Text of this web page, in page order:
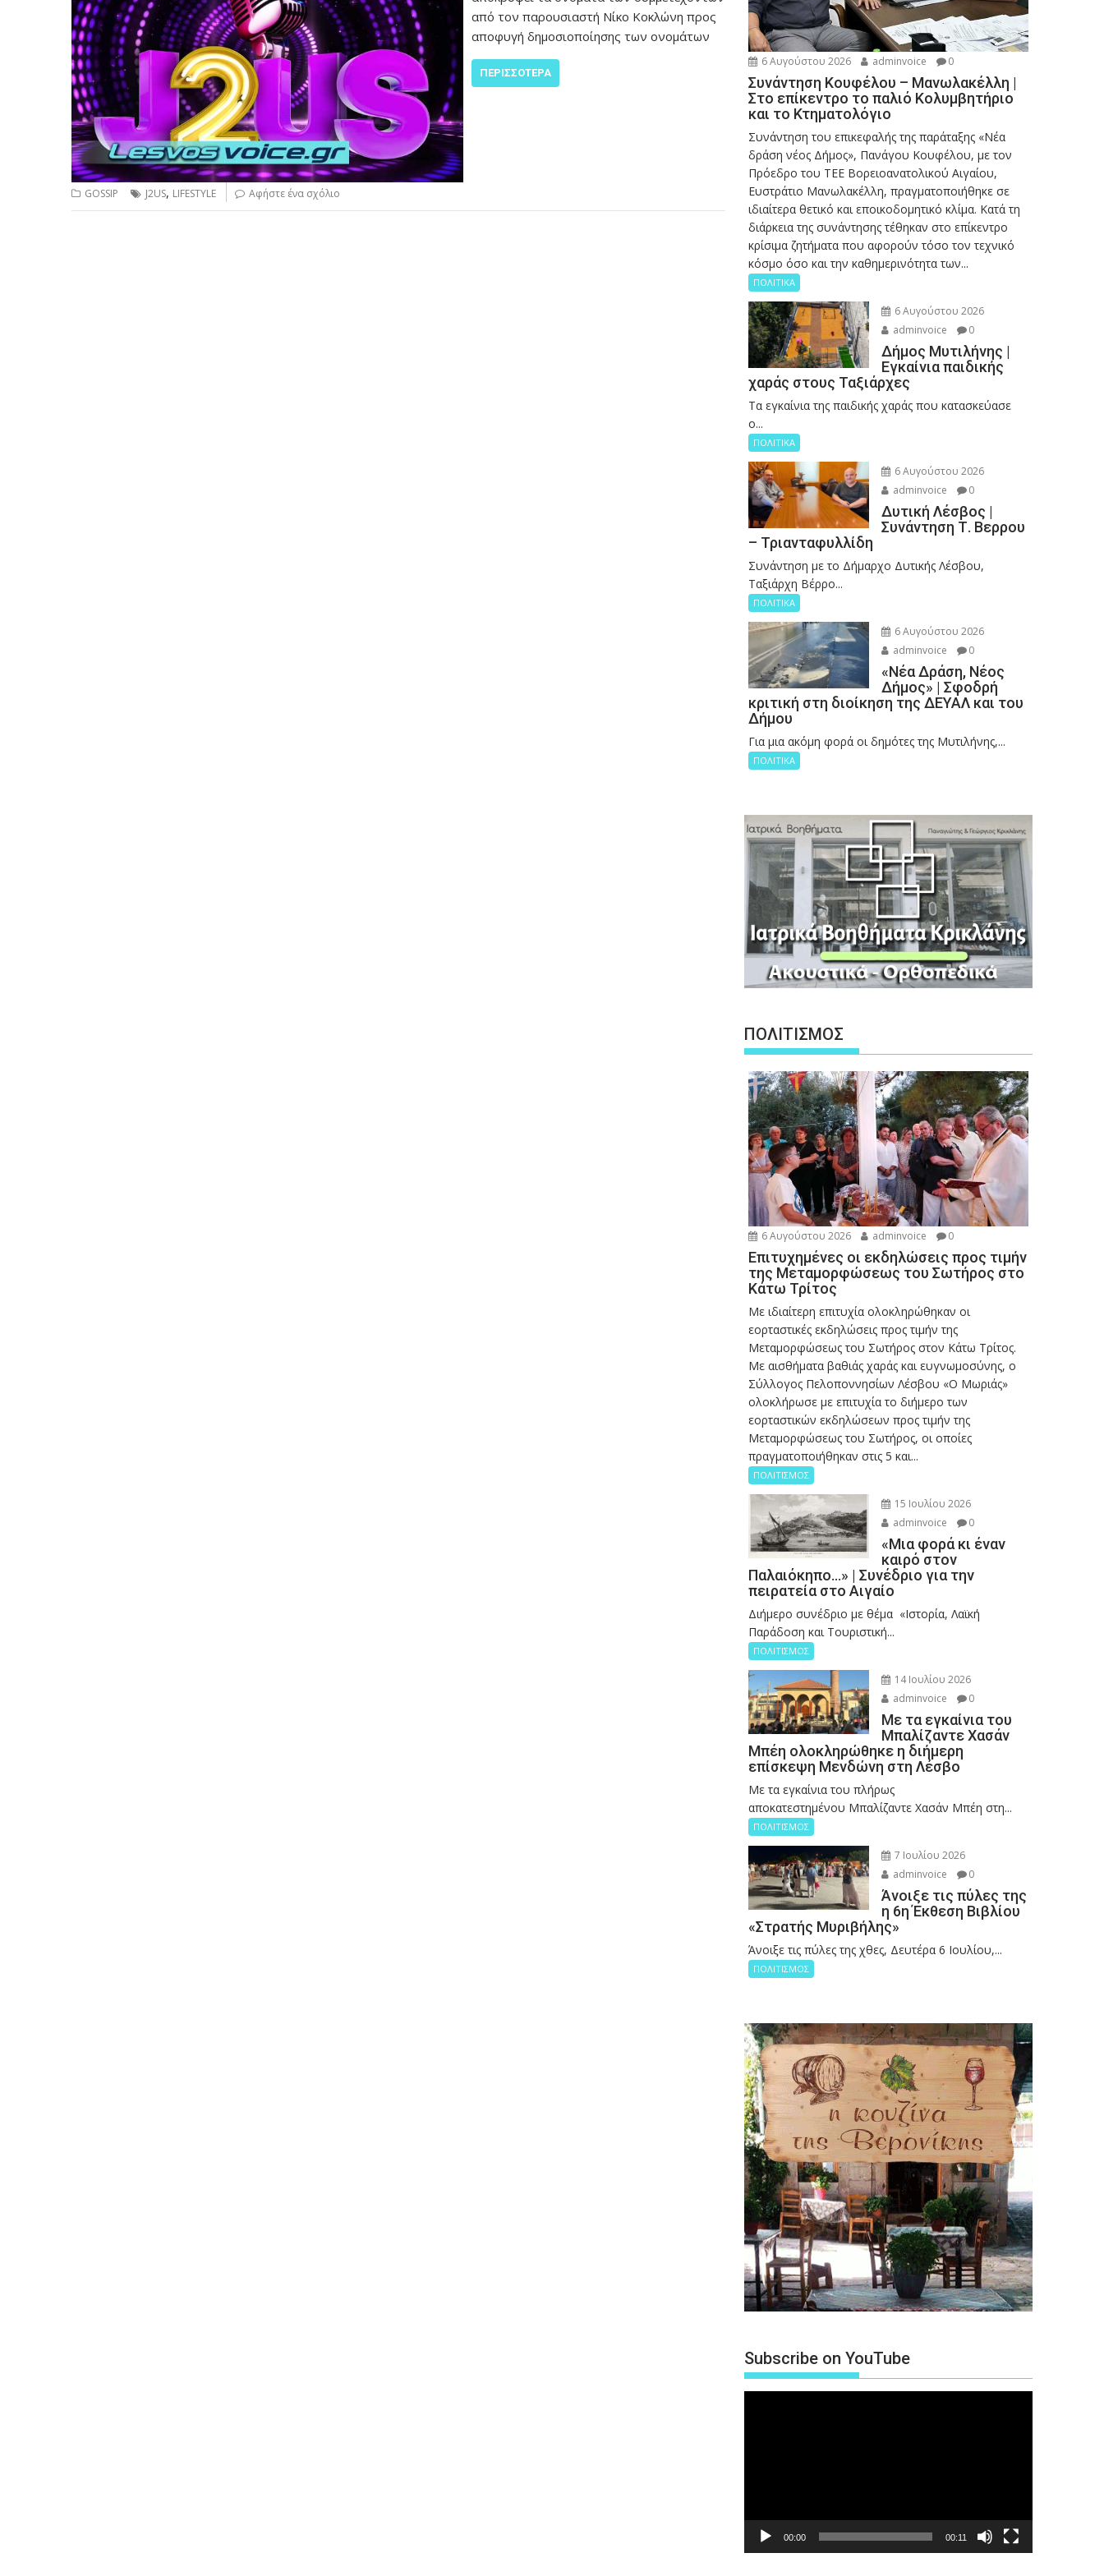
από τον παρουσιαστή Νίκο Κοκλώνη προς
αποφυγή δημοσιοποίησης των ονομάτων
ΠΕΡΙΣΣΌΤΕΡΑ
GOSSIP J2US, LIFESTYLE Αφήστε ένα σχόλιο
6 Αυγούστου 2026 adminvoice 0
Συνάντηση Κουφέλου – Μανωλακέλλη |
Στο επίκεντρο το παλιό Κολυμβητήριο
και το Κτηματολόγιο
Συνάντηση του επικεφαλής της παράταξης «Νέα
δράση νέος Δήμος», Πανάγου Κουφέλου, με τον
Πρόεδρο του ΤΕΕ Βορειοανατολικού Αιγαίου,
Ευστράτιο Μανωλακέλλη, πραγματοποιήθηκε σε
ιδιαίτερα θετικό και εποικοδομητικό κλίμα. Κατά τη
διάρκεια της συνάντησης τέθηκαν στο επίκεντρο
κρίσιμα ζητήματα που αφορούν τόσο τον τεχνικό
κόσμο όσο και την καθημερινότητα των...
ΠΟΛΙΤΙΚΑ
6 Αυγούστου 2026
adminvoice
0
Δήμος Μυτιλήνης |
Εγκαίνια παιδικής
χαράς στους Ταξιάρχες
Tα εγκαίνια της παιδικής χαράς που κατασκεύασε
ο...
ΠΟΛΙΤΙΚΑ
6 Αυγούστου 2026
adminvoice
0
Δυτική Λέσβος |
Συνάντηση Τ. Βερρου
– Τριανταφυλλίδη
Συνάντηση με το Δήμαρχο Δυτικής Λέσβου,
Ταξιάρχη Βέρρο...
ΠΟΛΙΤΙΚΑ
6 Αυγούστου 2026
adminvoice
0
«Νέα Δράση, Νέος
Δήμος» | Σφοδρή
κριτική στη διοίκηση της ΔΕΥΑΛ και του
Δήμου
Για μια ακόμη φορά οι δημότες της Μυτιλήνης,...
ΠΟΛΙΤΙΚΑ
ΠΟΛΙΤΙΣΜΟΣ
6 Αυγούστου 2026 adminvoice 0
Επιτυχημένες οι εκδηλώσεις προς τιμήν
της Μεταμορφώσεως του Σωτήρος στο
Κάτω Τρίτος
Με ιδιαίτερη επιτυχία ολοκληρώθηκαν οι
εορταστικές εκδηλώσεις προς τιμήν της
Μεταμορφώσεως του Σωτήρος στον Κάτω Τρίτος.
Με αισθήματα βαθιάς χαράς και ευγνωμοσύνης, ο
Σύλλογος Πελοποννησίων Λέσβου «Ο Μωριάς»
ολοκλήρωσε με επιτυχία το διήμερο των
εορταστικών εκδηλώσεων προς τιμήν της
Μεταμορφώσεως του Σωτήρος, οι οποίες
πραγματοποιήθηκαν στις 5 και...
ΠΟΛΙΤΙΣΜΟΣ
15 Ιουλίου 2026
adminvoice
0
«Μια φορά κι έναν
καιρό στον
Παλαιόκηπο…» | Συνέδριο για την
πειρατεία στο Αιγαίο
Διήμερο συνέδριο με θέμα «Ιστορία, Λαϊκή
Παράδοση και Τουριστική...
ΠΟΛΙΤΙΣΜΟΣ
14 Ιουλίου 2026
adminvoice
0
Με τα εγκαίνια του
Μπαλίζαντε Χασάν
Μπέη ολοκληρώθηκε η διήμερη
επίσκεψη Μενδώνη στη Λέσβο
Με τα εγκαίνια του πλήρως
αποκατεστημένου Μπαλίζαντε Χασάν Μπέη στη...
ΠΟΛΙΤΙΣΜΟΣ
7 Ιουλίου 2026
adminvoice
0
Άνοιξε τις πύλες της
η 6η Έκθεση Βιβλίου
«Στρατής Μυριβήλης»
Άνοιξε τις πύλες της χθες, Δευτέρα 6 Ιουλίου,...
ΠΟΛΙΤΙΣΜΟΣ
Subscribe on YouTube
00:00 00:11